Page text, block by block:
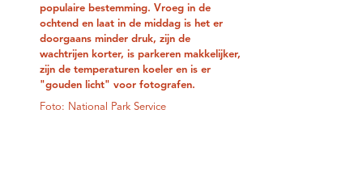
populaire bestemming. Vroeg in de
ochtend en laat in de middag is het er
doorgaans minder druk, zijn de
wachtrijen korter, is parkeren makkelijker,
zijn de temperaturen koeler en is er
"gouden licht" voor fotografen.
Foto: National Park Service